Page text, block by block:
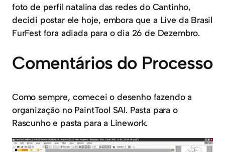
foto de perfil natalina das redes do Cantinho,
decidi postar ele hoje, embora que a Live da Brasil
FurFest fora adiada para o dia 26 de Dezembro.
Comentários do Processo
Como sempre, comecei o desenho fazendo a
organização no PaintTool SAI. Pasta para o
Rascunho e pasta para a Linework.